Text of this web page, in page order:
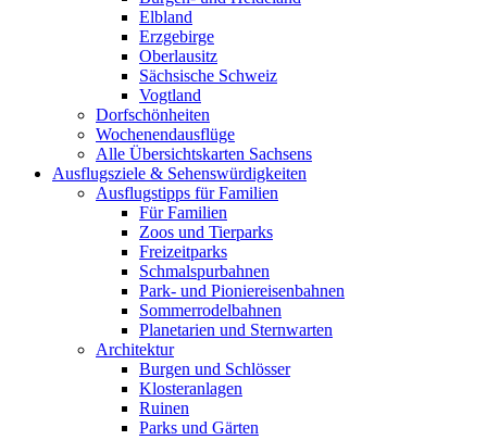
Elbland
Erzgebirge
Oberlausitz
Sächsische Schweiz
Vogtland
Dorfschönheiten
Wochenendausflüge
Alle Übersichtskarten Sachsens
Ausflugsziele & Sehenswürdigkeiten
Ausflugstipps für Familien
Für Familien
Zoos und Tierparks
Freizeitparks
Schmalspurbahnen
Park- und Pioniereisenbahnen
Sommerrodelbahnen
Planetarien und Sternwarten
Architektur
Burgen und Schlösser
Klosteranlagen
Ruinen
Parks und Gärten